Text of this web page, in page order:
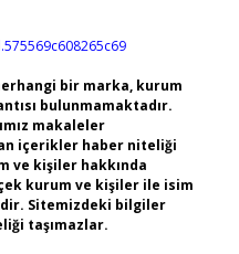
bir marka, kurum
bulunmamaktadır.
makaleler
içerikler haber niteliği
ve kişiler hakkında
kurum ve kişiler ile isim
Sitemizdeki bilgiler
taşımazlar.